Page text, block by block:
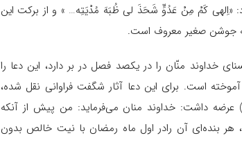
کَمْ مِنْ عَدُوٍّ شَحَذَ لی ظُبَهَ مُدْیَتِه… » و از برکت این
به جوشن صغیر معروف است.
خداوند منّان را در یکصد فصل در بر دارد، این دعا را
است. برای این دعا آثار شگفت فراوانی نقل شده،
عرضه داشت: خداوند منان می‌فرماید: من پیش از آنکه
هر بنده‌ای آن رادر اول ماه رمضان با نیت خالص بدون